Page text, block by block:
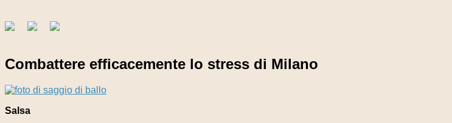
Combattere efficacemente lo stress di Milano
Salsa